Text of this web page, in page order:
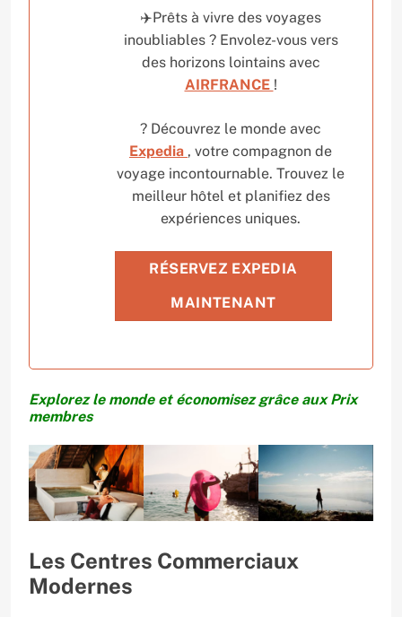
✈️Prêts à vivre des voyages
inoubliables ? Envolez-vous vers
des horizons lointains avec
AIRFRANCE !
? Découvrez le monde avec
Expedia , votre compagnon de
voyage incontournable. Trouvez le
meilleur hôtel et planifiez des
expériences uniques.
RÉSERVEZ EXPEDIA
MAINTENANT
Explorez le monde et économisez grâce aux Prix
membres
Les Centres Commerciaux
Modernes